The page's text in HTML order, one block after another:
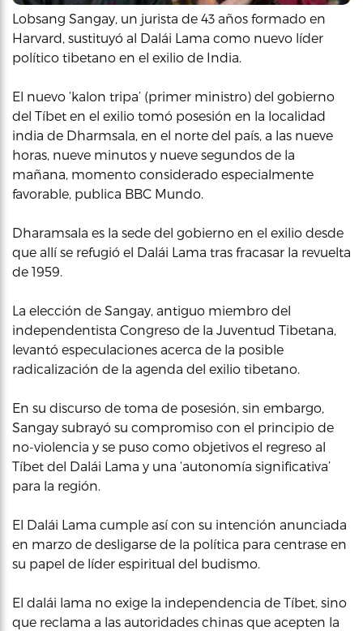
Lobsang Sangay, un jurista de 43 años formado en
Harvard, sustituyó al Dalái Lama como nuevo líder
político tibetano en el exilio de India.
El nuevo ‘kalon tripa’ (primer ministro) del gobierno
del Tíbet en el exilio tomó posesión en la localidad
india de Dharmsala, en el norte del país, a las nueve
horas, nueve minutos y nueve segundos de la
mañana, momento considerado especialmente
favorable, publica BBC Mundo.
Dharamsala es la sede del gobierno en el exilio desde
que allí se refugió el Dalái Lama tras fracasar la revuelta
de 1959.
La elección de Sangay, antiguo miembro del
independentista Congreso de la Juventud Tibetana,
levantó especulaciones acerca de la posible
radicalización de la agenda del exilio tibetano.
En su discurso de toma de posesión, sin embargo,
Sangay subrayó su compromiso con el principio de
no-violencia y se puso como objetivos el regreso al
Tíbet del Dalái Lama y una ‘autonomía significativa’
para la región.
El Dalái Lama cumple así con su intención anunciada
en marzo de desligarse de la política para centrase en
su papel de líder espiritual del budismo.
El dalái lama no exige la independencia de Tíbet, sino
que reclama a las autoridades chinas que acepten la